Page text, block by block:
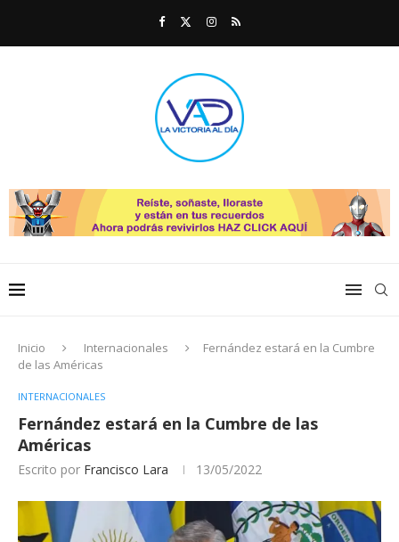
Inicio Internacionales
Fernández estará en la Cumbre
de las Américas
INTERNACIONALES
Fernández estará en la Cumbre de las
Américas
Escrito por Francisco Lara 13/05/2022